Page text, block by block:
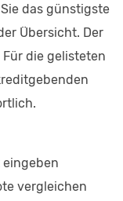
das günstigste
Übersicht. Der
die gelisteten
vergleichen